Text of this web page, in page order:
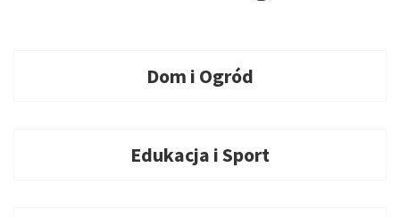
Dom i Ogród
Edukacja i Sport